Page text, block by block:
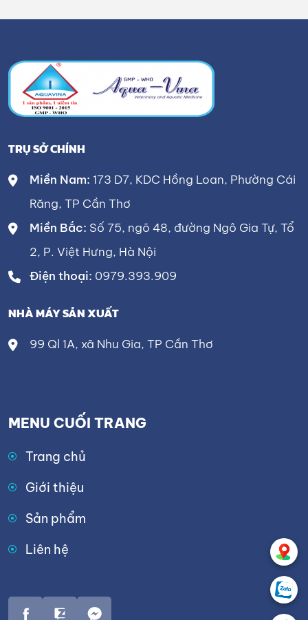
TRỤ SỞ CHÍNH
Miền Nam: 173 D7, KDC Hồng Loan, Phường Cái
Răng, TP Cần Thơ
Miền Bắc: Số 75, ngõ 48, đường Ngô Gia Tự, Tổ
2, P. Việt Hưng, Hà Nội
Điện thoại: 0979.393.909
NHÀ MÁY SẢN XUẤT
99 Ql 1A, xã Nhu Gia, TP Cần Thơ
MENU CUỐI TRANG
Trang chủ
Giới thiệu
Sản phẩm
Liên hệ